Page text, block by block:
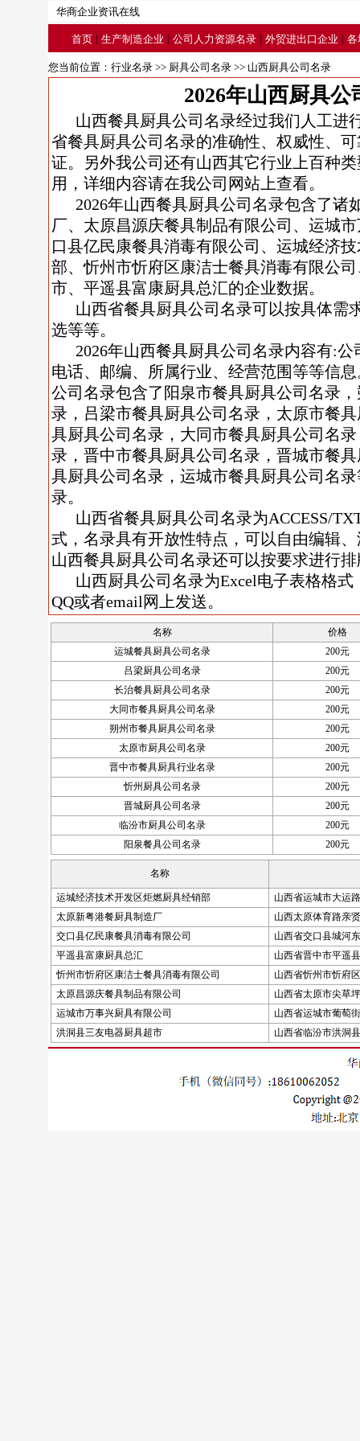
华商企业资讯在线
首页 | 生产制造企业 | 公司人力资源名录 | 外贸进出口企业 | 各
您当前位置： 行业名录 >> 厨具公司名录 >> 山西厨具公司名录
2026年山西厨具公
山西餐具厨具公司名录经过我们人工进
省餐具厨具公司名录的准确性、权威性、
证。另外我公司还有山西其它行业上百种
用，详细内容请在我公司网站上查看。
2026年山西餐具厨具公司名录包含了诸
厂、太原昌源庆餐具制品有限公司、运城
口县亿民康餐具消毒有限公司、运城经济
部、忻州市忻府区康洁士餐具消毒有限公
市、平遥县富康厨具总汇的企业数据。
山西省餐具厨具公司名录可以按具体需
选等等。
2026年山西餐具厨具公司名录内容有:
电话、邮编、所属行业、经营范围等等信
公司名录包含了阳泉市餐具厨具公司名录
录，吕梁市餐具厨具公司名录，太原市餐
具厨具公司名录，大同市餐具厨具公司名
录，晋中市餐具厨具公司名录，晋城市餐
具厨具公司名录，运城市餐具厨具公司名
录。
山西省餐具厨具公司名录为ACCESS/
式，名录具有开放性特点，可以自由编辑
山西餐具厨具公司名录还可以按要求进行
山西厨具公司名录为Excel电子表格格
QQ或者email网上发送。
名称
价格
运城餐具厨具公司名录
200元
吕梁厨具公司名录
200元
长治餐具厨具公司名录
200元
大同市餐具厨具公司名录
200元
朔州市餐具厨具公司名录
200元
太原市厨具公司名录
200元
晋中市餐具厨具行业名录
200元
忻州厨具公司名录
200元
晋城厨具公司名录
200元
临汾市厨具公司名录
200元
阳泉餐具公司名录
200元
名称
运城经济技术开发区炬燃厨具经销部
山西省运城市大运
太原新粤港餐厨具制造厂
山西太原体育路亲
交口县亿民康餐具消毒有限公司
山西省交口县城河
平遥县富康厨具总汇
山西省晋中市平遥
忻州市忻府区康洁士餐具消毒有限公司
山西省忻州市忻府
太原昌源庆餐具制品有限公司
山西省太原市尖草
运城市万事兴厨具有限公司
山西省运城市葡萄
洪洞县三友电器厨具超市
山西省临汾市洪洞